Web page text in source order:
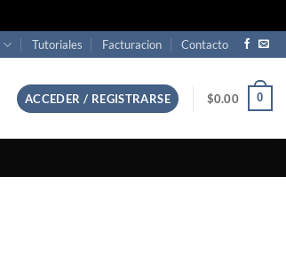
Tutoriales Facturacion Contacto
ACCEDER / REGISTRARSE $0.00 0